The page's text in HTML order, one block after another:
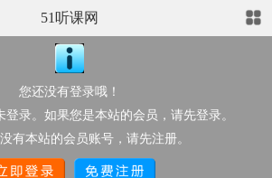
51听课网
您还没有登录哦！
登录。如果您是本站的会员，请先登录。
有本站的会员账号，请先注册。
国也》【潘明娟】名校名师高中语文课堂
点此上传配套资源
点击次数：
5833
顶/踩次数： 117/0